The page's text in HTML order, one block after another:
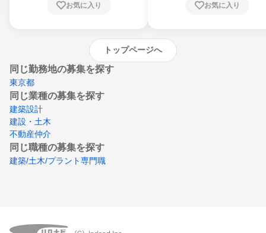
崎県、熊本県、大分県、宮崎県、鹿児島県、
お気に入り お気に入り
トップページへ
同じ勤務地の募集を探す
東京都
同じ業種の募集を探す
建築設計
建設・土木
不動産仲介
同じ職種の募集を探す
建築/土木/プラント専門職